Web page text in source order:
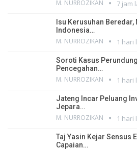
M. NURROZIKAN 7 jam
Isu Kerusuhan
Indonesia…
M. NURROZIKAN 1 hari
Soroti Kasus
Pencegahan…
M. NURROZIKAN 1 hari
Jateng Incar Peluang
Jepara…
M. NURROZIKAN 1 hari
Taj Yasin Kejar Sensus
Capaian…